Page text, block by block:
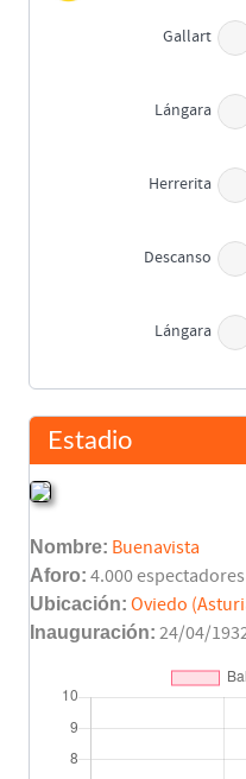
Gallart
Lángara
Herrerita
Descanso
Lángara
Emilín
Final del partido
Estadio
Nombre: Buenavista
Aforo: 4.000 espectadores
Ubicación: Oviedo
Inauguración: 24/04/